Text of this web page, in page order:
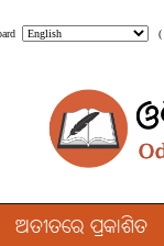
(
ଅତୀତରେ ପ୍ରକାଶିତ